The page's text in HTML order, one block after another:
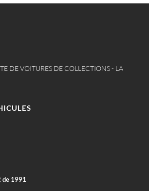
DE VOITURES DE COLLECTIONS - LA
de 1991